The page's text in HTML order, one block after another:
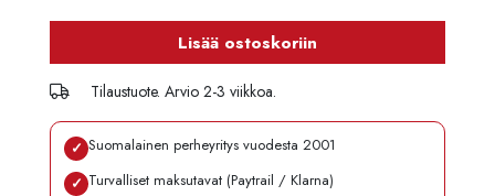
Lisää ostoskoriin
Tilaustuote. Arvio 2-3 viikkoa.
✓ Suomalainen perheyritys vuodesta 2001
✓ Turvalliset maksutavat (Paytrail / Klarna)